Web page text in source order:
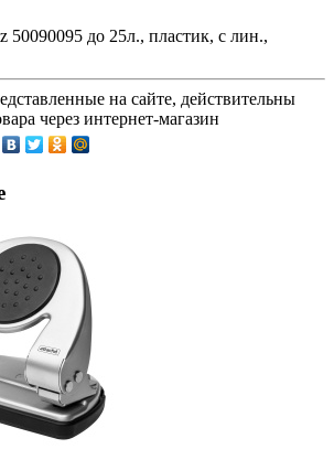
до 25л., пластик, с лин.,
на сайте, действительны
через интернет-магазин